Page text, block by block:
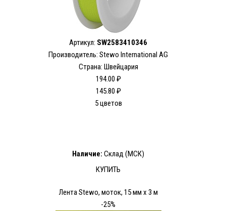
Артикул: SW2583410346
Производитель: Stewo International AG
Страна: Швейцария
194.00 ₽
145.80 ₽
5 цветов
Наличие: Склад (МСК)
КУПИТЬ
Лента Stewo, моток, 15 мм х 3 м
-25%